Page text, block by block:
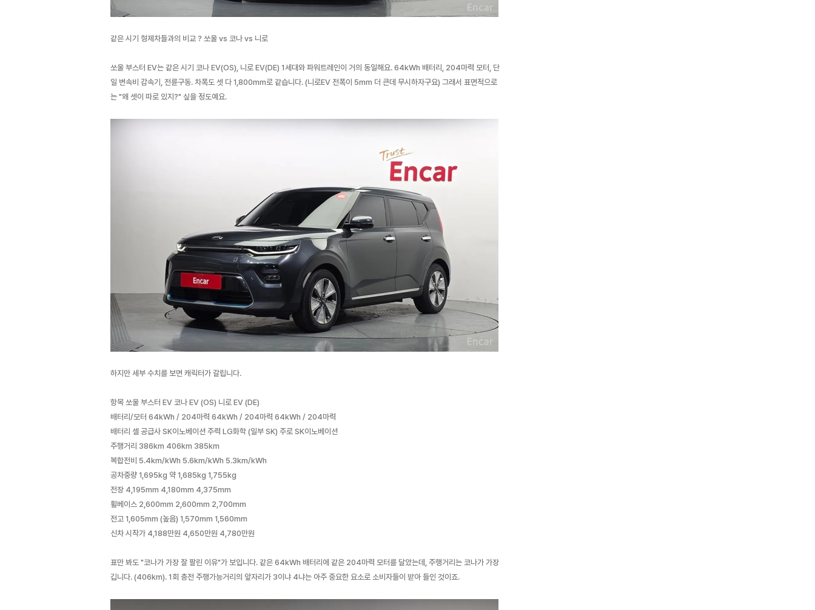
같은 시기 형제차들과의 비교 ? 쏘울 vs 코나 vs 니로
쏘울 부스터 EV는 같은 시기 코나 EV(OS), 니로 EV(DE) 1세대와 파워트레인이 거의 동일해요. 64kWh 배터리, 204마력 모터, 단
일 변속비 감속기, 전륜구동. 차폭도 셋 다 1,800mm로 같습니다. (니로EV 전폭이 5mm 더 큰데 무시하자구요) 그래서 표면적으로
는 "왜 셋이 따로 있지?" 싶을 정도예요.
하지만 세부 수치를 보면 캐릭터가 갈립니다.
항목 쏘울 부스터 EV 코나 EV (OS) 니로 EV (DE)
배터리/모터 64kWh / 204마력 64kWh / 204마력 64kWh / 204마력
배터리 셀 공급사 SK이노베이션 주력 LG화학 (일부 SK) 주로 SK이노베이션
주행거리 386km 406km 385km
복합전비 5.4km/kWh 5.6km/kWh 5.3km/kWh
공차중량 1,695kg 약 1,685kg 1,755kg
전장 4,195mm 4,180mm 4,375mm
휠베이스 2,600mm 2,600mm 2,700mm
전고 1,605mm (높음) 1,570mm 1,560mm
신차 시작가 4,188만원 4,650만원 4,780만원
표만 봐도 "코나가 가장 잘 팔린 이유"가 보입니다. 같은 64kWh 배터리에 같은 204마력 모터를 달았는데, 주행거리는 코나가 가장
깁니다. (406km). 1회 충전 주행가능거리의 앞자리가 3이냐 4냐는 아주 중요한 요소로 소비자들이 받아 들인 것이죠.